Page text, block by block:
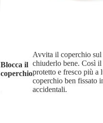
Blocca il
coperchio
Avvita il coperchio
chiuderlo bene. Così il
protetto e fresco più a
coperchio ben fissato
accidentali.